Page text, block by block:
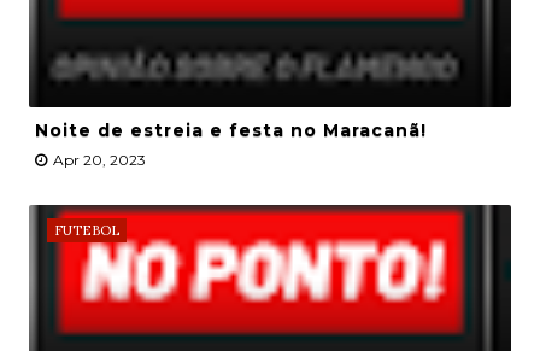
Noite de estreia e festa no Maracanã!
Apr 20, 2023
FUTEBOL